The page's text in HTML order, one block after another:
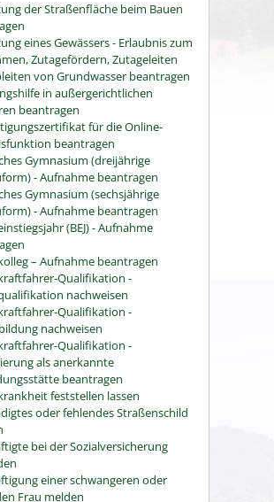
der Straßenfläche beim Bauen
eines Gewässers - Erlaubnis zum
Zutagefördern, Zutageleiten
von Grundwasser beantragen
in außergerichtlichen
beantragen
für die Online-
beantragen
Gymnasium (dreijährige
- Aufnahme beantragen
Gymnasium (sechsjährige
- Aufnahme beantragen
(BEJ) - Aufnahme
– Aufnahme beantragen
Qualifikation -
nachweisen
Qualifikation -
nachweisen
Qualifikation -
als anerkannte
beantragen
feststellen lassen
oder fehlendes Straßenschild
bei der Sozialversicherung
einer schwangeren oder
Frau melden